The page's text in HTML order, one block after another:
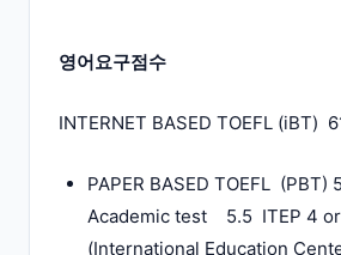
영어요구점수
INTERNET BASED TOEFL (iBT)
PAPER BASED TOEFL (PBT)
Academic test 5.5 ITEP 4
(International Education